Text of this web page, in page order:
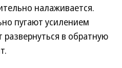
налаживается.
пугают усилением
в обратную